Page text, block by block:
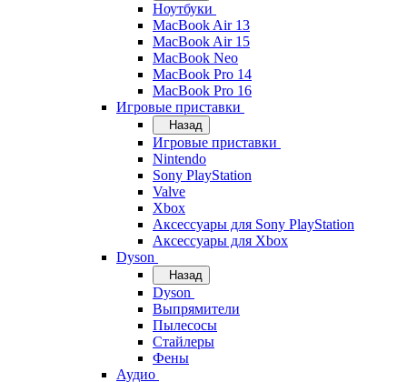
Ноутбуки
MacBook Air 13
MacBook Air 15
MacBook Neo
MacBook Pro 14
MacBook Pro 16
Игровые приставки
Назад
Игровые приставки
Nintendo
Sony PlayStation
Valve
Xbox
Аксессуары для Sony PlayStation
Аксессуары для Xbox
Dyson
Назад
Dyson
Выпрямители
Пылесосы
Стайлеры
Фены
Аудио